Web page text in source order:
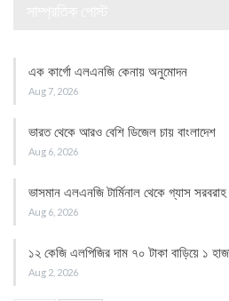
এক কার্গো এলএনজি কেনায় অনুমোদন
Aug 7, 2026
ভারত থেকে আরও বেশি ডিজেল চায় বাংলাদেশ
Aug 6, 2026
ভাসমান এলএনজি টার্মিনাল থেকে গ্যাস
Aug 6, 2026
১২ কেজি এলপিজির দাম ৭০ টাকা বাড়িয়ে ১
Aug 2, 2026